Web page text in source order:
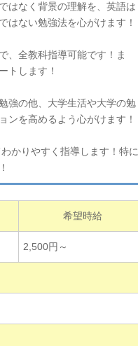
はなく背景の理解を、英語は
はない勉強法を心がけます！
、全教科指導可能です！ま
トします！
強の他、大学生活や大学の勉
ンを高めるよう心がけます！
かりやすく指導します！特に
希望時給
2,500円～